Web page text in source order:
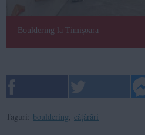
Bouldering la Timișoara
Taguri: bouldering, cățărări